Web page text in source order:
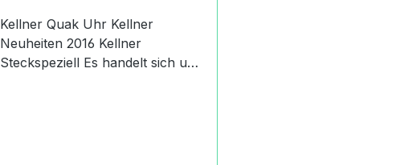
Kellner Quak Uhr Kellner
Neuheiten 2016 Kellner
Steckspeziell Es handelt sich um